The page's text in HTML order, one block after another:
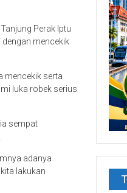
Perak Iptu
mencekik
mencekik serta
luka robek serius
sempat
adanya
lakukan